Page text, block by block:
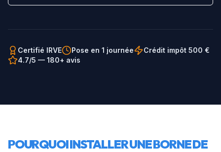
Certifié IRVE Pose en 1 journée
Crédit impôt 500 €
4.7/5 — 180+ avis
POURQUOI INSTALLER UNE BORNE DE